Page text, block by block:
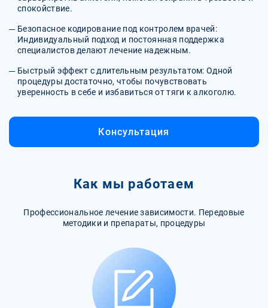
спокойствие.
Безопасное кодирование под контролем врачей:
Индивидуальный подход и постоянная поддержка
специалистов делают лечение надежным.
Быстрый эффект с длительным результатом: Одной
процедуры достаточно, чтобы почувствовать
уверенность в себе и избавиться от тяги к алкоголю.
Консультация
Как мы работаем
Профессиональное лечение зависимости. Передовые
методики и препараты, процедуры